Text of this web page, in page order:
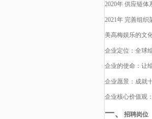
2020年 供应链体
2021年 完善组织
美高梅娱乐的文
企业定位：全球
企业的使命：让
企业愿景：成就
企业核心价值观
一、 招聘岗位